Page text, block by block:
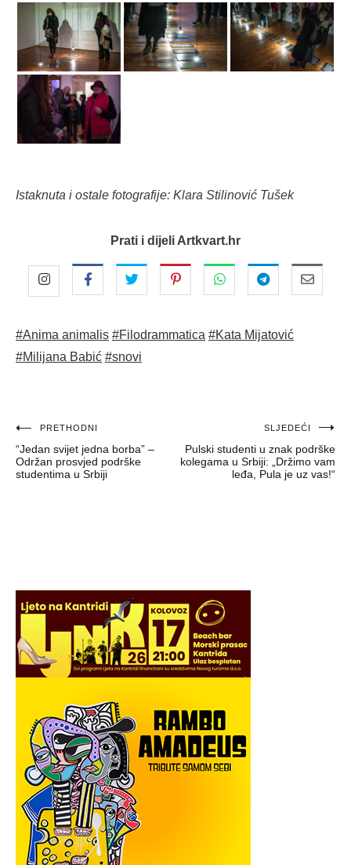
Istaknuta i ostale fotografije: Klara Stilinović Tušek
Prati i dijeli Artkvart.hr
#Anima animalis #Filodrammatica #Kata Mijatović
#Milijana Babić #snovi
Navigacija
objava
PRETHODNI
“Jedan svijet jedna borba” –
Održan prosvjed podrške
studentima u Srbiji
SLJEDEĆI
Pulski studenti u znak podrške
kolegama u Srbiji: „Držimo vam
leđa, Pula je uz vas!“